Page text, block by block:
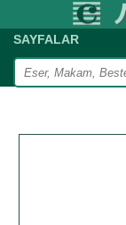
SAYFALAR